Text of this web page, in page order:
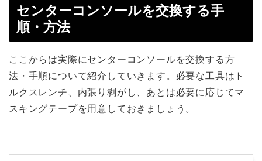
センターコンソールを交換する手
順・方法
ここからは実際にセンターコンソールを交換する方
法・手順について紹介していきます。必要な工具はト
ルクスレンチ、内張り剥がし、あとは必要に応じてマ
スキングテープを用意しておきましょう。